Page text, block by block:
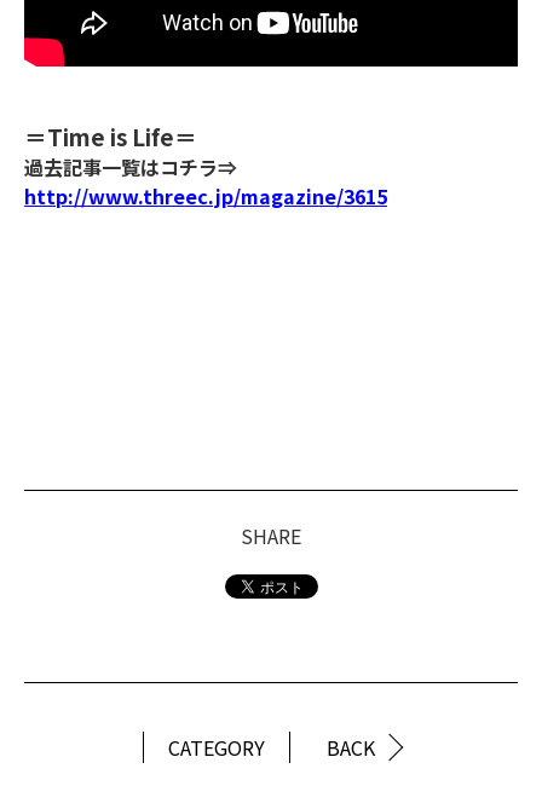
＝Time is Life＝
過去記事一覧はコチラ⇒
http://www.threec.jp/magazine/3615
SHARE
CATEGORY BACK